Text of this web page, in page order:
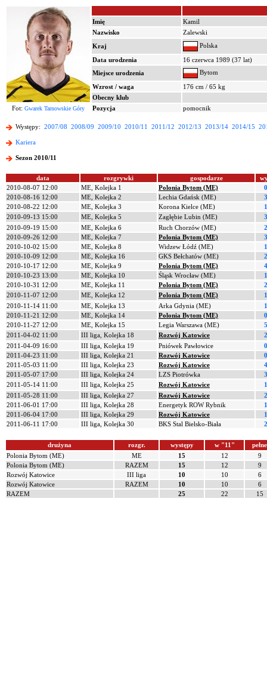
Imię
Kamil
Nazwisko
Zalewski
Kraj
Polska
Data urodzenia
16 czerwca 1989 (37 lat)
Miejsce urodzenia
Bytom
Wzrost / waga
176 cm / 65 kg
Obecny klub
Fot: Gwarek Tarnowskie Góry Pozycja pomocnik
Występy: 2007/08 2008/09 2009/10 2010/11 2011/12 2012/13 2013/14 2014/15
Kariera
Sezon 2010/11
data rozgrywki gospodarze
2010-08-07 12:00
ME, Kolejka 1 Polonia Bytom (ME)
2010-08-16 12:00
ME, Kolejka 2 Lechia Gdańsk (ME)
2010-08-22 12:00
ME, Kolejka 3 Korona Kielce (ME)
2010-09-13 15:00
ME, Kolejka 5 Zagłębie Lubin (ME)
2010-09-19 15:00
ME, Kolejka 6 Ruch Chorzów (ME)
2010-09-26 12:00
ME, Kolejka 7 Polonia Bytom (ME)
2010-10-02 15:00
ME, Kolejka 8 Widzew Łódź (ME)
2010-10-09 12:00
ME, Kolejka 16 GKS Bełchatów (ME)
2010-10-17 12:00
ME, Kolejka 9 Polonia Bytom (ME)
2010-10-23 13:00
ME, Kolejka 10 Śląsk Wrocław (ME)
2010-10-31 12:00
ME, Kolejka 11 Polonia Bytom (ME)
2010-11-07 12:00
ME, Kolejka 12 Polonia Bytom (ME)
2010-11-14 11:00
ME, Kolejka 13 Arka Gdynia (ME)
2010-11-21 12:00
ME, Kolejka 14 Polonia Bytom (ME)
2010-11-27 12:00
ME, Kolejka 15 Legia Warszawa (ME)
2011-04-02 11:00
III liga, Kolejka 18 Rozwój Katowice
2011-04-09 16:00
III liga, Kolejka 19 Pniówek Pawłowice
2011-04-23 11:00
III liga, Kolejka 21 Rozwój Katowice
2011-05-03 11:00
III liga, Kolejka 23 Rozwój Katowice
2011-05-07 17:00
III liga, Kolejka 24 LZS Piotrówka
2011-05-14 11:00
III liga, Kolejka 25 Rozwój Katowice
2011-05-28 11:00
III liga, Kolejka 27 Rozwój Katowice
2011-06-01 17:00
III liga, Kolejka 28 Energetyk ROW Rybnik
2011-06-04 17:00
III liga, Kolejka 29 Rozwój Katowice
2011-06-11 17:00
III liga, Kolejka 30 BKS Stal Bielsko-Biała
drużyna rozgr. występy w "11"
pełne
Polonia Bytom (ME)
ME 15 12
9
Polonia Bytom (ME)
RAZEM 15 12
9
Rozwój Katowice
III liga 10 10
6
Rozwój Katowice
RAZEM 10 10
6
RAZEM
25 22 15